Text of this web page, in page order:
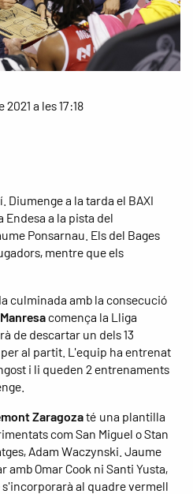
a les 17:18
Diumenge a la tarda el BAXI
Endesa a la pista del
Ponsarnau. Els del Bages
mentre que els
culminada amb la consecució
comença la Lliga
de descartar un dels 13
al partit. L'equip ha entrenat
i li queden 2 entrenaments
Zaragozaté una plantilla
com San Miguel o Stan
Adam Waczynski. Jaume
Omar Cook ni Santi Yusta,
s'incorporarà al quadre vermell